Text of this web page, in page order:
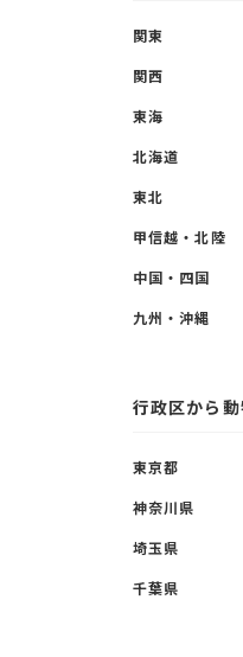
関東
関西
東海
北海道
東北
甲信越・北陸
中国・四国
九州・沖縄
行政区から
東京都
神奈川県
埼玉県
千葉県